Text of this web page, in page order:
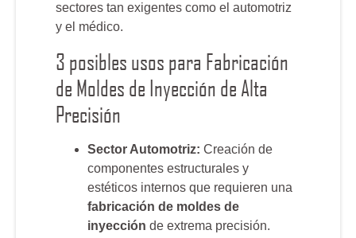
sectores tan exigentes como el automotriz
y el médico.
3 posibles usos para Fabricación
de Moldes de Inyección de Alta
Precisión
Sector Automotriz: Creación de
componentes estructurales y
estéticos internos que requieren una
fabricación de moldes de
inyección de extrema precisión.